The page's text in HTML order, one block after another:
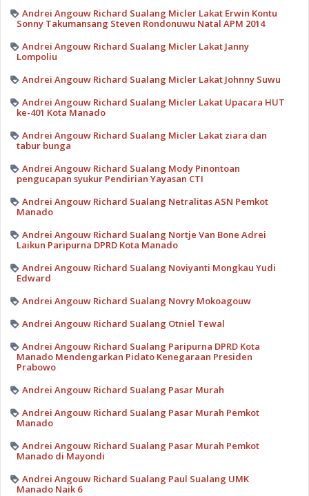
Andrei Angouw Richard Sualang Micler Lakat Erwin Kontu
Sonny Takumansang Steven Rondonuwu Natal APM 2014
Andrei Angouw Richard Sualang Micler Lakat Janny
Lompoliu
Andrei Angouw Richard Sualang Micler Lakat Johnny Suwu
Andrei Angouw Richard Sualang Micler Lakat Upacara HUT
ke-401 Kota Manado
Andrei Angouw Richard Sualang Micler Lakat ziara dan
tabur bunga
Andrei Angouw Richard Sualang Mody Pinontoan
pengucapan syukur Pendirian Yayasan CTI
Andrei Angouw Richard Sualang Netralitas ASN Pemkot
Manado
Andrei Angouw Richard Sualang Nortje Van Bone Adrei
Laikun Paripurna DPRD Kota Manado
Andrei Angouw Richard Sualang Noviyanti Mongkau Yudi
Edward
Andrei Angouw Richard Sualang Novry Mokoagouw
Andrei Angouw Richard Sualang Otniel Tewal
Andrei Angouw Richard Sualang Paripurna DPRD Kota
Manado Mendengarkan Pidato Kenegaraan Presiden
Prabowo
Andrei Angouw Richard Sualang Pasar Murah
Andrei Angouw Richard Sualang Pasar Murah Pemkot
Manado
Andrei Angouw Richard Sualang Pasar Murah Pemkot
Manado di Mayondi
Andrei Angouw Richard Sualang Paul Sualang UMK
Manado Naik 6